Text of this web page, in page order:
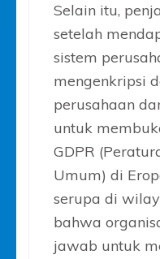
Selain itu,
setelah
sistem
mengenkripsi
perusahaan
untuk
GDPR
Umum) di
serupa di
bahwa
jawab untuk